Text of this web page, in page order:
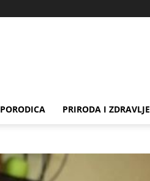
PORODICA PRIRODA I ZDRAVLJE